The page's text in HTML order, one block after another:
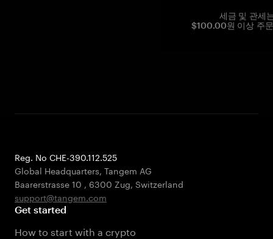
세금 및 관세
$100.00원 이상 주
Reg. No CHE-390.112.525
Global Headquarters, Tangem AG
Baarerstrasse 10 , 6300 Zug, Switzerland
support@tangem.com
Get started
How to start with a crypto